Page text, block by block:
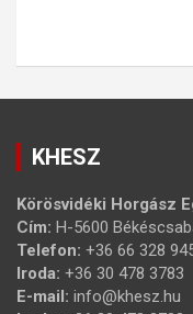
KHESZ
Körösvidéki Horgász
Cím: H-5600
Telefon: +36 66 328
Iroda: +36 30 478 3783
E-mail: info@khesz.hu